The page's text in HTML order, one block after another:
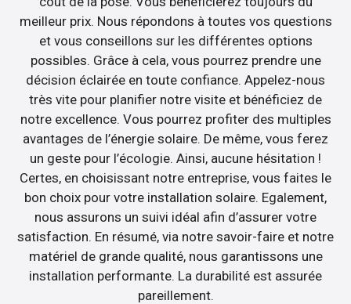
meilleur prix. Nous répondons à toutes vos questions
et vous conseillons sur les différentes options
possibles. Grâce à cela, vous pourrez prendre une
décision éclairée en toute confiance. Appelez-nous
très vite pour planifier notre visite et bénéficiez de
notre excellence. Vous pourrez profiter des multiples
avantages de l’énergie solaire. De même, vous ferez
un geste pour l’écologie. Ainsi, aucune hésitation !
Certes, en choisissant notre entreprise, vous faites le
bon choix pour votre installation solaire. Egalement,
nous assurons un suivi idéal afin d’assurer votre
satisfaction. En résumé, via notre savoir-faire et notre
matériel de grande qualité, nous garantissons une
installation performante. La durabilité est assurée
pareillement.